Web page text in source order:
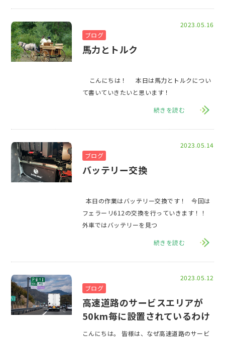
2023.05.16
ブログ
馬力とトルク
続きを読む
2023.05.14
ブログ
バッテリー交換
フェラーリ612の交換を行っていきます！！
外車ではバッテリーを見つ
続きを読む
2023.05.12
ブログ
高速道路のサービスエリアが
50km毎に設置されているわけ
こんにちは。 皆様は、なぜ高速道路のサービ